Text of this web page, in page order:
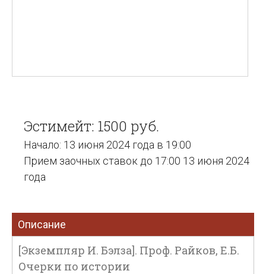
Эстимейт: 1500 руб.
Начало: 13 июня 2024 года в 19:00
Прием заочных ставок до 17:00 13 июня 2024
года
Описание
[Экземпляр И. Бэлза]. Проф. Райков, Е.Б.
Очерки по истории